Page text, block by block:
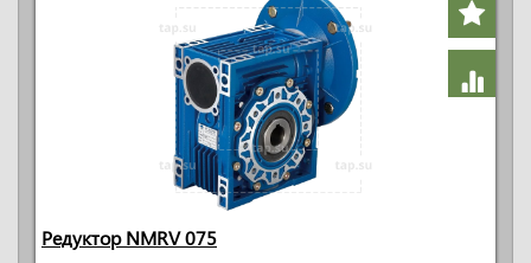
Редуктор NMRV 075